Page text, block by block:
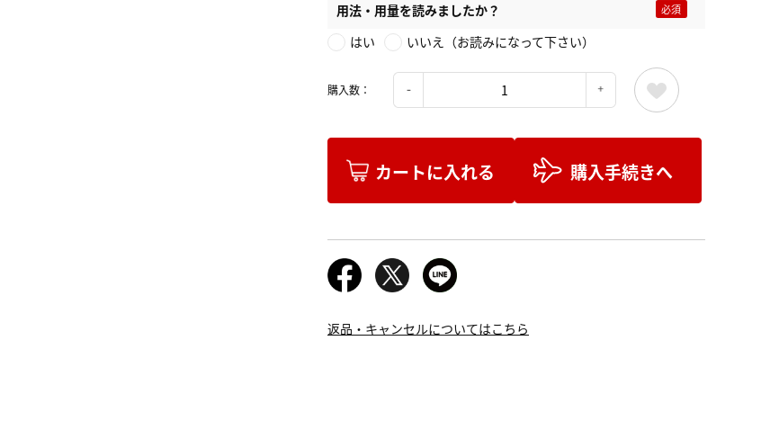
用法・用量を読みましたか？
はい
いいえ（お読みになって下さい）
購入数：
カートに入れる 購入手続きへ
返品・キャンセルについてはこちら